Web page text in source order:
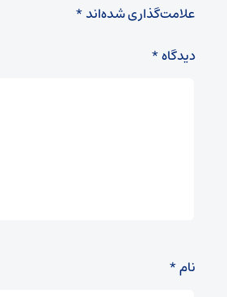
علامت‌گذاری شده‌اند*
دیدگاه*
نام*